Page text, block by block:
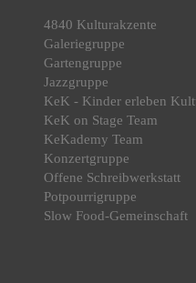
4840 Kulturakzente
Galeriegruppe
Gartengruppe
Jazzgruppe
KeK - Kinder erleben
KeK on Stage Team
KeKademy Team
Konzertgruppe
Offene Schreibwerkstatt
Potpourrigruppe
Slow Food-Gemeinschaft